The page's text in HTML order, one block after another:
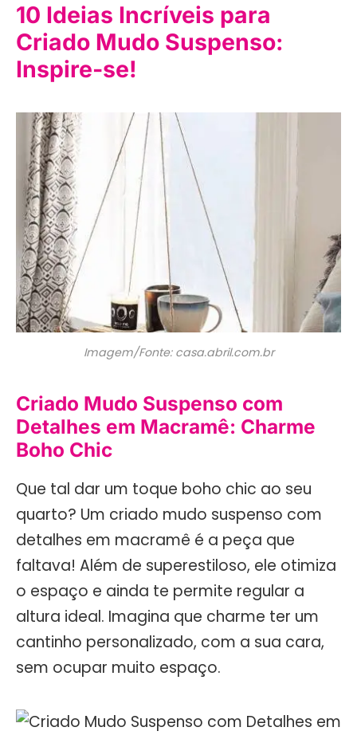
10 Ideias Incríveis para
Criado Mudo Suspenso:
Inspire-se!
Imagem/Fonte: casa.abril.com.br
Criado Mudo Suspenso com
Detalhes em Macramê: Charme
Boho Chic
Que tal dar um toque boho chic ao seu
quarto? Um criado mudo suspenso com
detalhes em macramê é a peça que
faltava! Além de superestiloso, ele otimiza
o espaço e ainda te permite regular a
altura ideal. Imagina que charme ter um
cantinho personalizado, com a sua cara,
sem ocupar muito espaço.